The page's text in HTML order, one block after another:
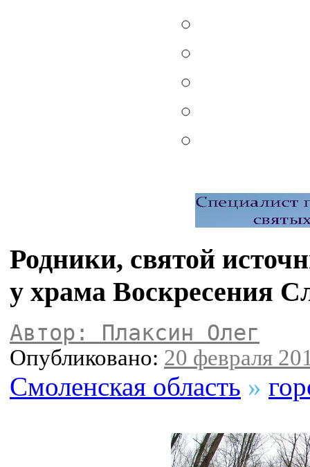
Родники, святой
у храма Воскресения
Автор: Плаксин Олег
Опубликовано: 20 февраля
Смоленская область »